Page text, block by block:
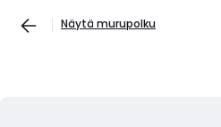
Näytä murupolku